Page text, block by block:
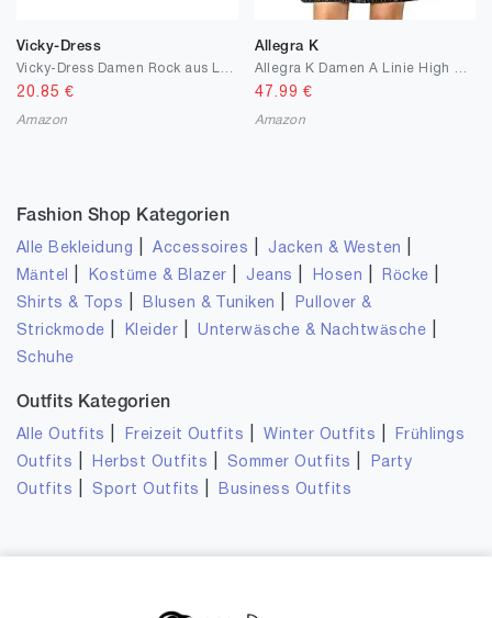
Vicky-Dress
20.85 €
Amazon
Allegra K
47.99 €
Amazon
Fashion Shop Kategorien
Alle Bekleidung |Accessoires Jacken & Westen
Mäntel Kostüme & Blazer Jeans Hosen Röcke
Shirts & Tops Blusen & Tuniken
Pullover &
Strickmode
Kleider |Unterwäsche & Nachtwäsche
Schuhe
Outfits Kategorien
Alle Outfits Freizeit Outfits |Winter Outfits
Frühlings
Outfits
Herbst Outfits Sommer Outfits
Party
Outfits
Sport Outfits Business Outfits